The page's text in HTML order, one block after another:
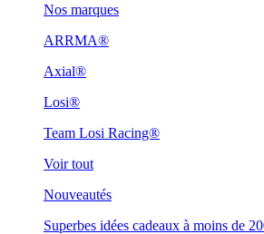
Nos marques
ARRMA®
Axial®
Losi®
Team Losi Racing®
Voir tout
Nouveautés
Superbes idées cadeaux à moins de